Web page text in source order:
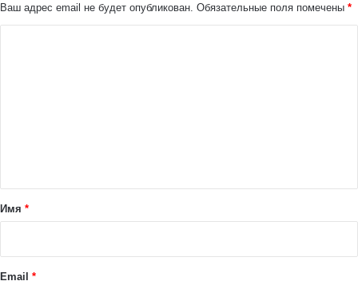
Ваш адрес email не будет опубликован. Обязательные поля помечены *
а
й
Имя *
Email *